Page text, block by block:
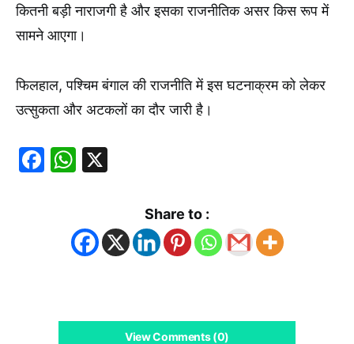
कितनी बड़ी नाराजगी है और इसका राजनीतिक असर किस रूप में
सामने आएगा।
फिलहाल, पश्चिम बंगाल की राजनीति में इस घटनाक्रम को लेकर
उत्सुकता और अटकलों का दौर जारी है।
Facebook
WhatsApp
Share to :
View Comments (0)